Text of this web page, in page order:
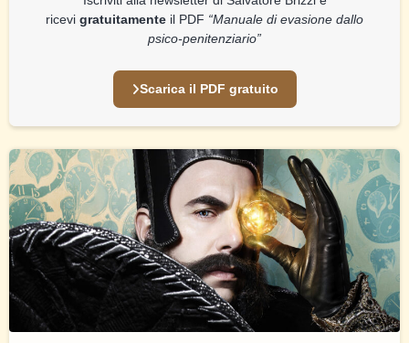
ricevi gratuitamente il PDF “Manuale di evasione dallo
psico-penitenziario”
Scarica il PDF gratuito